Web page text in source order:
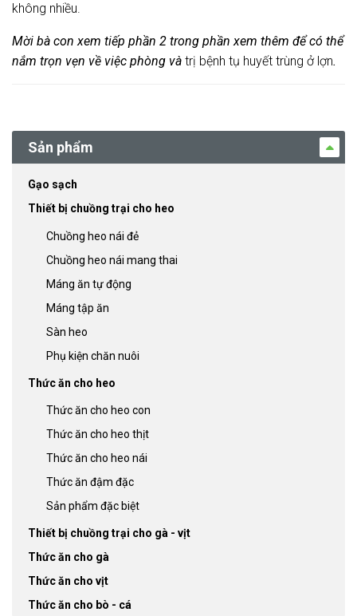
không nhiều.
Mời bà con xem tiếp phần 2 trong phần xem thêm để có thể
nắm trọn vẹn về việc phòng và trị bệnh tụ huyết trùng ở lợn.
Sản phẩm
Gạo sạch
Thiết bị chuồng trại cho heo
Chuồng heo nái đẻ
Chuồng heo nái mang thai
Máng ăn tự động
Máng tập ăn
Sàn heo
Phụ kiện chăn nuôi
Thức ăn cho heo
Thức ăn cho heo con
Thức ăn cho heo thịt
Thức ăn cho heo nái
Thức ăn đậm đặc
Sản phẩm đặc biệt
Thiết bị chuồng trại cho gà - vịt
Thức ăn cho gà
Thức ăn cho vịt
Thức ăn cho bò - cá